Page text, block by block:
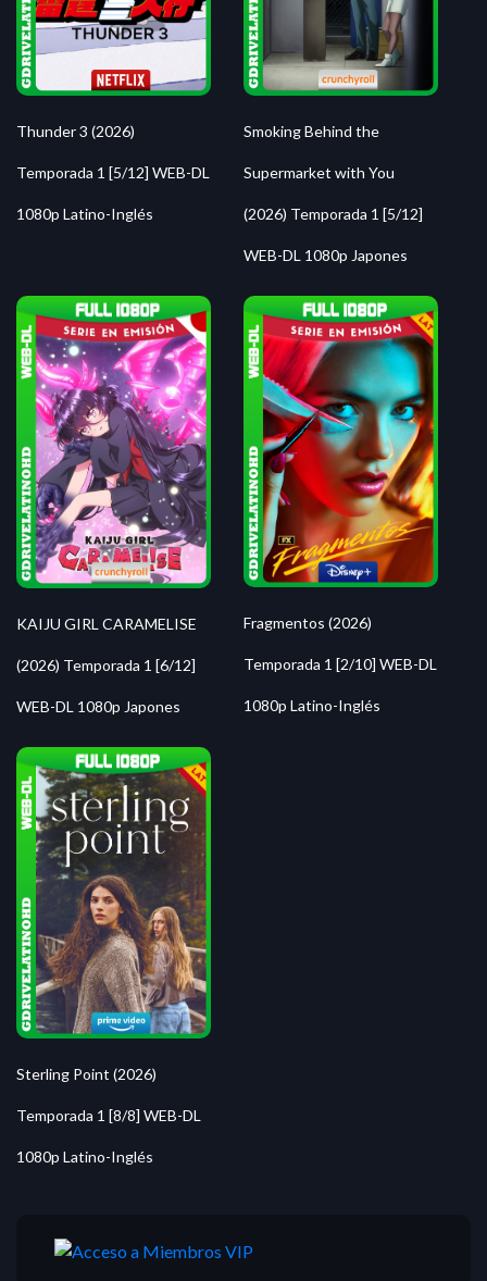
Thunder 3 (2026)
Temporada 1 [5/12] WEB-DL
1080p Latino-Inglés
Smoking Behind the
Supermarket with You
(2026) Temporada 1 [5/12]
WEB-DL 1080p Japones
KAIJU GIRL CARAMELISE
(2026) Temporada 1 [6/12]
WEB-DL 1080p Japones
Fragmentos (2026)
Temporada 1 [2/10] WEB-DL
1080p Latino-Inglés
Sterling Point (2026)
Temporada 1 [8/8] WEB-DL
1080p Latino-Inglés